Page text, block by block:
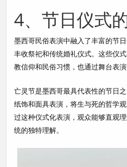
4、节日仪式
墨西哥民俗表演中融入了丰富的节
丰收祭祀和传统婚礼仪式。这些仪
教信仰和民俗习惯，也通过舞台表
亡灵节是墨西哥最具代表性的节日
纸饰和面具表演，将生与死的哲学
过这种仪式化表演，观众能够直观
统的独特理解。